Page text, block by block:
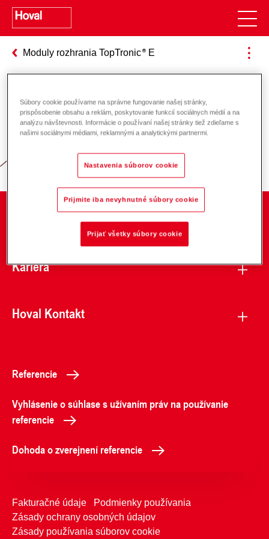
Moduly rozhrania TopTronic E
Zodpovednosť za energiu a životné
prostredie
O spoločnosti
Kariéra
Hoval Kontakt
Referencie
Vyhlásenie o súhlase s užívaním práv na používanie
referencie
Dohoda o zverejnení referencie
Fakturačné údaje
Podmienky používania
Zásady ochrany osobných údajov
Zásady používania súborov cookie
Súbory cookie používame na správne fungovanie našej stránky,
prispôsobenie obsahu a reklám, poskytovanie funkcií sociálnych médií a na
analýzu návštevnosti. Informácie o používaní našej stránky tiež zdieľame s
našimi sociálnymi médiami, reklamnými a analytickými partnermi.
Nastavenia súborov cookie
Prijmite iba nevyhnutné súbory cookie
Prijať všetky súbory cookie